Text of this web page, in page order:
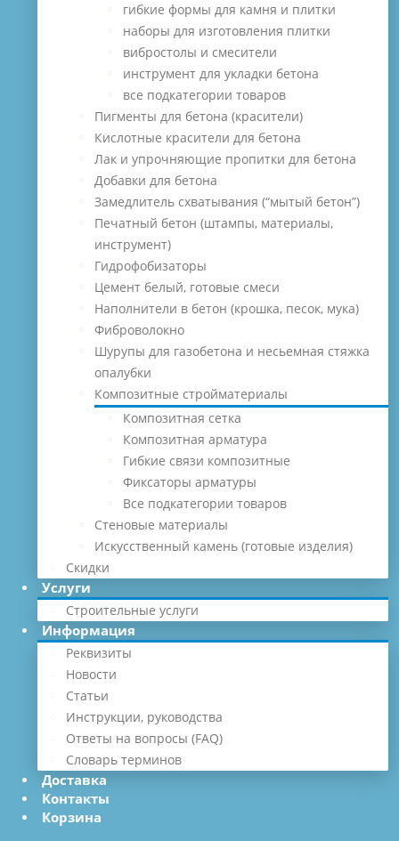
гибкие формы для камня и плитки
наборы для изготовления плитки
вибростолы и смесители
инструмент для укладки бетона
все подкатегории товаров
Пигменты для бетона (красители)
Кислотные красители для бетона
Лак и упрочняющие пропитки для бетона
Добавки для бетона
Замедлитель схватывания (“мытый бетон”)
Печатный бетон (штампы, материалы,
инструмент)
Гидрофобизаторы
Цемент белый, готовые смеси
Наполнители в бетон (крошка, песок, мука)
Фиброволокно
Шурупы для газобетона и несьемная стяжка
опалубки
Композитные стройматериалы
Композитная сетка
Композитная арматура
Гибкие связи композитные
Фиксаторы арматуры
Все подкатегории товаров
Стеновые материалы
Искусственный камень (готовые изделия)
Скидки
Услуги
Строительные услуги
Информация
Реквизиты
Новости
Статьи
Инструкции, руководства
Ответы на вопросы (FAQ)
Словарь терминов
Доставка
Контакты
Корзина